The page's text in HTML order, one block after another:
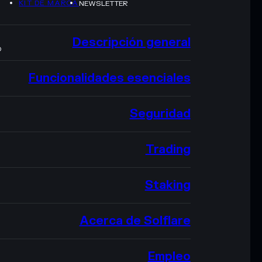
KIT DE MARCANEWSLETTER
Descripción general
Funcionalidades esenciales
Seguridad
Trading
Staking
Acerca de Solflare
Empleo